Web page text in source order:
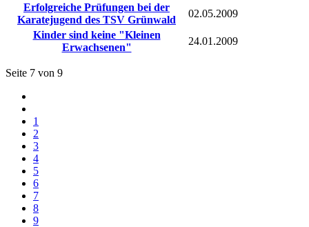
Erfolgreiche Prüfungen bei der
Karatejugend des TSV Grünwald
02.05.2009
Kinder sind keine "Kleinen
Erwachsenen"
24.01.2009
Seite 7 von 9
1
2
3
4
5
6
7
8
9